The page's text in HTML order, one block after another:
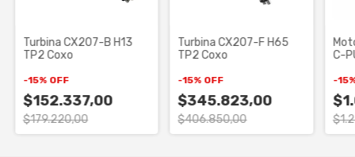
Turbina CX207-B H13
TP2 Coxo
-15% OFF
$152.337,00
$179.220,00
Turbina CX207-F H65
TP2 Coxo
-15% OFF
$345.823,00
$406.850,00
C-
-15